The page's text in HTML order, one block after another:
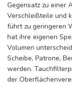
Gegensatz zu einer
Verschleißteile und
führt zu geringeren
hat ihre eigenen
Volumen
Scheibe, Patrone,
werden.
der